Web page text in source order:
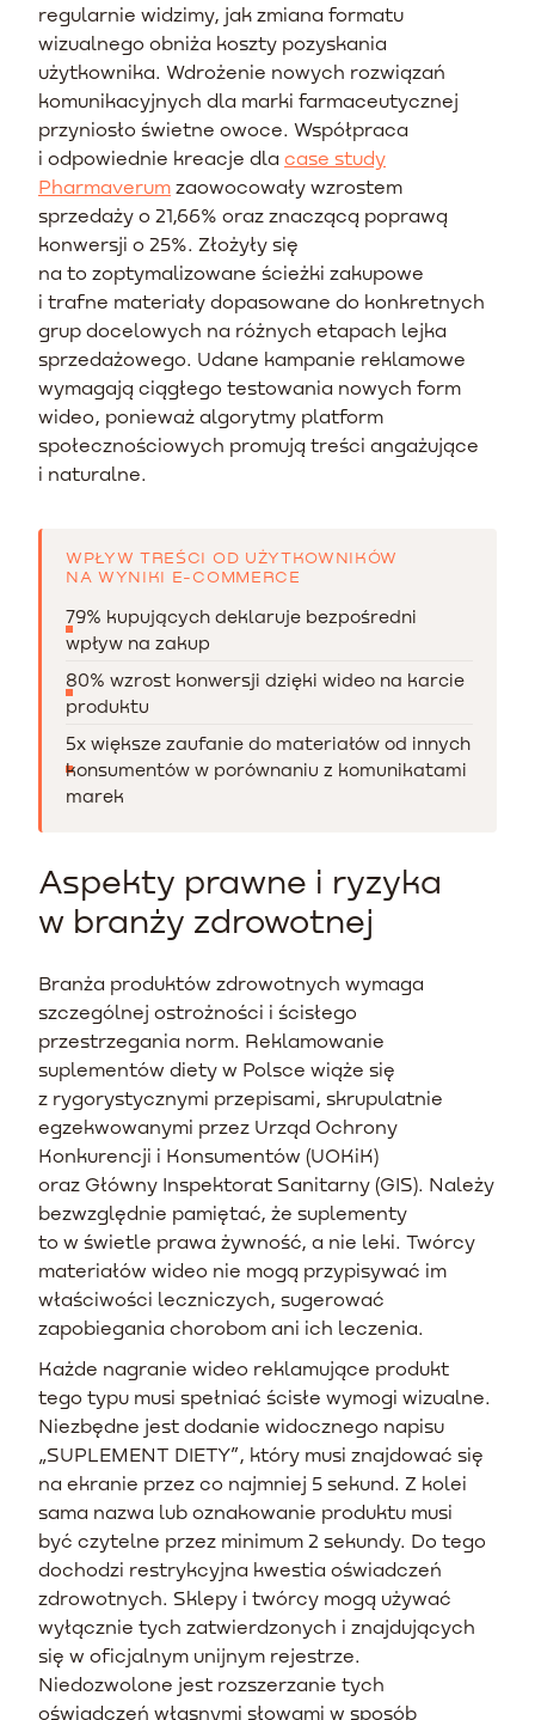
regularnie widzimy, jak zmiana formatu
wizualnego obniża koszty pozyskania
użytkownika. Wdrożenie nowych rozwiązań
komunikacyjnych dla marki farmaceutycznej
przyniosło świetne owoce. Współpraca
i odpowiednie kreacje dla case study
Pharmaverum zaowocowały wzrostem
sprzedaży o 21,66% oraz znaczącą poprawą
konwersji o 25%. Złożyły się
na to zoptymalizowane ścieżki zakupowe
i trafne materiały dopasowane do konkretnych
grup docelowych na różnych etapach lejka
sprzedażowego. Udane kampanie reklamowe
wymagają ciągłego testowania nowych form
wideo, ponieważ algorytmy platform
społecznościowych promują treści angażujące
i naturalne.
WPŁYW TREŚCI OD UŻYTKOWNIKÓW
NA WYNIKI E-COMMERCE
79% kupujących deklaruje bezpośredni
wpływ na zakup
80% wzrost konwersji dzięki wideo na karcie
produktu
5x większe zaufanie do materiałów od innych
konsumentów w porównaniu z komunikatami
marek
Aspekty prawne i ryzyka
w branży zdrowotnej
Branża produktów zdrowotnych wymaga
szczególnej ostrożności i ścisłego
przestrzegania norm. Reklamowanie
suplementów diety w Polsce wiąże się
z rygorystycznymi przepisami, skrupulatnie
egzekwowanymi przez Urząd Ochrony
Konkurencji i Konsumentów (UOKiK)
oraz Główny Inspektorat Sanitarny (GIS). Należy
bezwzględnie pamiętać, że suplementy
to w świetle prawa żywność, a nie leki. Twórcy
materiałów wideo nie mogą przypisywać im
właściwości leczniczych, sugerować
zapobiegania chorobom ani ich leczenia.
Każde nagranie wideo reklamujące produkt
tego typu musi spełniać ścisłe wymogi wizualne.
Niezbędne jest dodanie widocznego napisu
„SUPLEMENT DIETY”, który musi znajdować się
na ekranie przez co najmniej 5 sekund. Z kolei
sama nazwa lub oznakowanie produktu musi
być czytelne przez minimum 2 sekundy. Do tego
dochodzi restrykcyjna kwestia oświadczeń
zdrowotnych. Sklepy i twórcy mogą używać
wyłącznie tych zatwierdzonych i znajdujących
się w oficjalnym unijnym rejestrze.
Niedozwolone jest rozszerzanie tych
oświadczeń własnymi słowami w sposób